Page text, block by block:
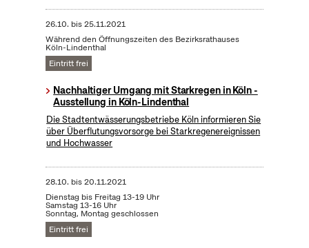
26.10. bis25.11.2021
Während den Öffnungszeiten des Bezirksrathauses
Köln-Lindenthal
Eintritt frei
Nachhaltiger Umgang mit Starkregen in Köln -
Ausstellung in Köln-Lindenthal
Die Stadtentwässerungsbetriebe Köln informieren Sie
über Überflutungsvorsorge bei Starkregenereignissen
und Hochwasser
28.10. bis20.11.2021
Dienstag bis Freitag 13-19 Uhr
Samstag 13-16 Uhr
Sonntag, Montag geschlossen
Eintritt frei